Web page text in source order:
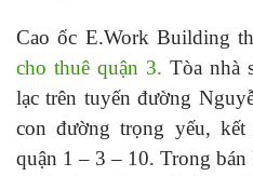
Cao ốc E.Work Building
cho thuê quận 3. Tòa nhà
lạc trên tuyến đường
con đường trọng yếu,
quận 1 – 3 – 10. Trong